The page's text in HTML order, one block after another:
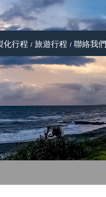
化行程 旅遊行程 聯絡我們